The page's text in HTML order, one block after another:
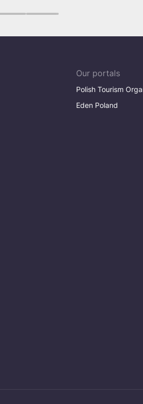
2 3
Our portals
Polish Tourism
Eden Poland